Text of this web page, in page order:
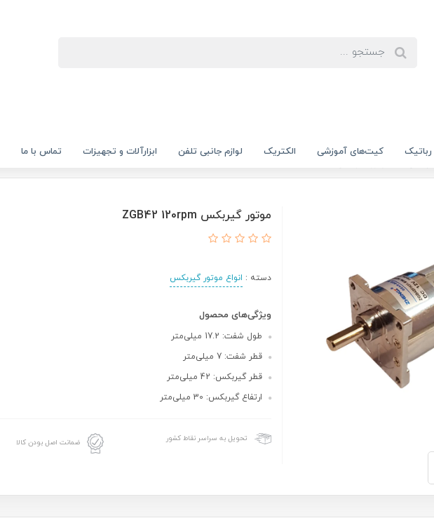
رباتیک کیت‌های آموزشی الکتریک لوازم جانبی تلفن ابزارآلات و تجهیزات تماس با ما
موتور گیربکس ZGB42 120rpm
دسته : انواع موتور گیربکس
ویژگی‌های محصول
طول شفت: 17.2 میلی‌متر
قطر شفت: 7 میلی‌متر
قطر گیربکس: 42 میلی‌متر
ارتفاع گیربکس: 30 میلی‌متر
تحویل به سراسر نقاط کشور ضمانت اصل بودن کالا